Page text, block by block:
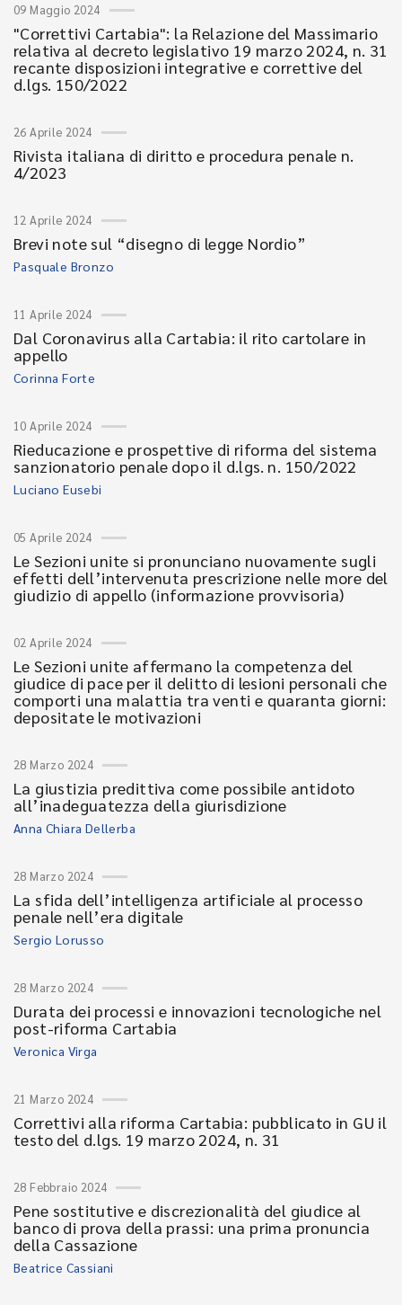
09 Maggio 2024
"Correttivi Cartabia": la Relazione del Massimario
relativa al decreto legislativo 19 marzo 2024, n. 31
recante disposizioni integrative e correttive del
d.lgs. 150/2022
26 Aprile 2024
Rivista italiana di diritto e procedura penale n.
4/2023
12 Aprile 2024
Brevi note sul “disegno di legge Nordio”
Pasquale Bronzo
11 Aprile 2024
Dal Coronavirus alla Cartabia: il rito cartolare in
appello
Corinna Forte
10 Aprile 2024
Rieducazione e prospettive di riforma del sistema
sanzionatorio penale dopo il d.lgs. n. 150/2022
Luciano Eusebi
05 Aprile 2024
Le Sezioni unite si pronunciano nuovamente sugli
effetti dell’intervenuta prescrizione nelle more del
giudizio di appello (informazione provvisoria)
02 Aprile 2024
Le Sezioni unite affermano la competenza del
giudice di pace per il delitto di lesioni personali che
comporti una malattia tra venti e quaranta giorni:
depositate le motivazioni
28 Marzo 2024
La giustizia predittiva come possibile antidoto
all’inadeguatezza della giurisdizione
Anna Chiara Dellerba
28 Marzo 2024
La sfida dell’intelligenza artificiale al processo
penale nell’era digitale
Sergio Lorusso
28 Marzo 2024
Durata dei processi e innovazioni tecnologiche nel
post-riforma Cartabia
Veronica Virga
21 Marzo 2024
Correttivi alla riforma Cartabia: pubblicato in GU il
testo del d.lgs. 19 marzo 2024, n. 31
28 Febbraio 2024
Pene sostitutive e discrezionalità del giudice al
banco di prova della prassi: una prima pronuncia
della Cassazione
Beatrice Cassiani